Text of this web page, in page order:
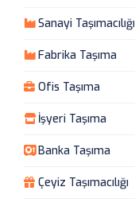
Sanayi Taşımacılığı
Fabrika Taşıma
Ofis Taşıma
İşyeri Taşıma
Banka Taşıma
Çeyiz Taşımacılığı